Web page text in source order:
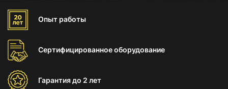
Опыт работы
Сертифицированноеоборудование
Гарантиядо 2 лет